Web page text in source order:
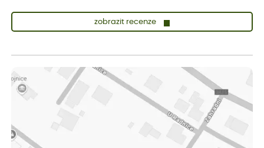
zobrazit recenze
vše v naprostém pořádku
ověřený nákup dnes
Jana